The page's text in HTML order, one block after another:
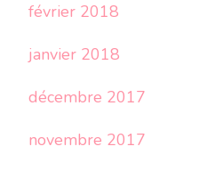
février 2018
janvier 2018
décembre 2017
novembre 2017